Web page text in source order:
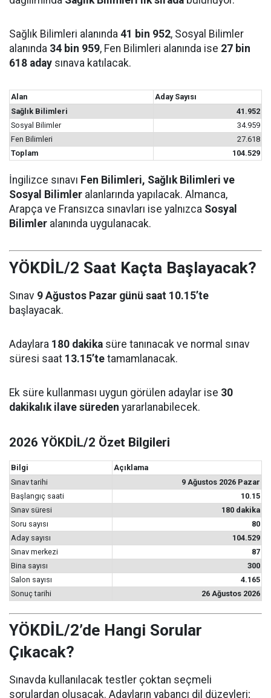
Sağlık Bilimleri alanında 41 bin 952, Sosyal Bilimler
alanında 34 bin 959, Fen Bilimleri alanında ise 27 bin
618 aday sınava katılacak.
Alan
Aday Sayısı
Sağlık Bilimleri
41.952
Sosyal Bilimler
34.959
Fen Bilimleri
27.618
Toplam
104.529
İngilizce sınavı Fen Bilimleri, Sağlık Bilimleri ve
Sosyal Bilimler alanlarında yapılacak. Almanca,
Arapça ve Fransızca sınavları ise yalnızca Sosyal
Bilimler alanında uygulanacak.
YÖKDİL/2 Saat Kaçta Başlayacak?
Sınav 9 Ağustos Pazar günü saat 10.15’te
başlayacak.
Adaylara 180 dakika süre tanınacak ve normal sınav
süresi saat 13.15’te tamamlanacak.
Ek süre kullanması uygun görülen adaylar ise 30
dakikalık ilave süreden yararlanabilecek.
2026 YÖKDİL/2 Özet Bilgileri
Bilgi
Açıklama
Sınav tarihi
9 Ağustos 2026 Pazar
Başlangıç saati
10.15
Sınav süresi
180 dakika
Soru sayısı
80
Aday sayısı
104.529
Sınav merkezi
87
Bina sayısı
300
Salon sayısı
4.165
Sonuç tarihi
26 Ağustos 2026
YÖKDİL/2’de Hangi Sorular
Çıkacak?
Sınavda kullanılacak testler çoktan seçmeli
sorulardan oluşacak. Adayların yabancı dil düzeyleri;